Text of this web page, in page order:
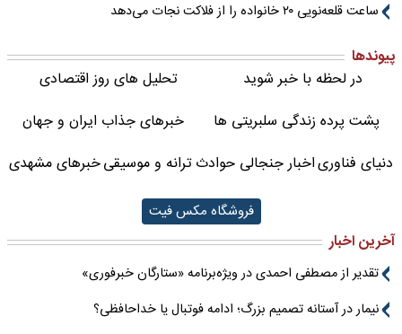
ساعت قلعه‌نویی ۲۰ خانواده را از فلاکت نجات می‌دهد
پیوندها
در لحظه با خبر شوید
تحلیل های روز اقتصادی
پشت پرده زندگی سلبریتی ها
خبرهای جذاب ایران و جهان
دنیای فناوریاخبار جنجالی حوادثترانه و موسیقیخبرهای مشهدی
فروشگاه مکس فیت
آخرین اخبار
تقدیر از مصطفی احمدی در ویژه‌برنامه «ستارگان خبرفوری»
نیمار در آستانه تصمیم بزرگ؛ ادامه فوتبال یا خداحافظی؟